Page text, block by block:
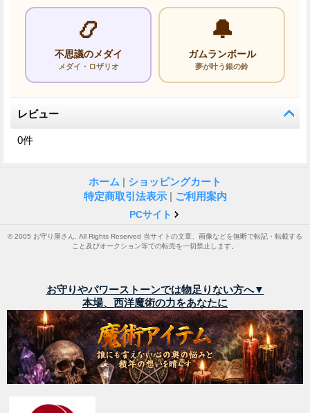
📿
不思議のメダイ
メダイ・ロザリオ
🔔
ガムランボール
夢が叶う銀の鈴
レビュー
0件
ホーム | ショッピングカート
特定商取引法表示 | ご利用案内
PCサイト
© 2005 お守り屋さん. All Rights Reserved 当サイトの文章、画像などを無断で転記・転載する
こと及びオークション等での転売を一切禁止します。
お守りやパワーストーンでは物足りない方へ▼
本場、西洋魔術の力をあなたに